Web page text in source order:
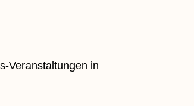
Veranstaltungen in